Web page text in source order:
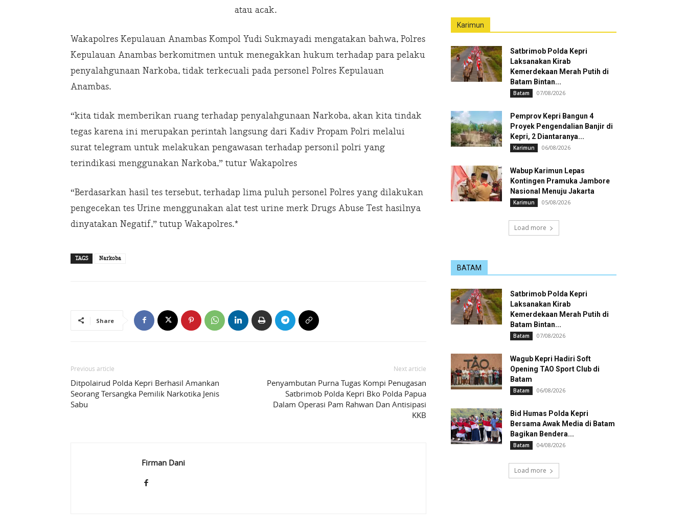
atau acak.
Wakapolres Kepulauan Anambas Kompol Yudi Sukmayadi mengatakan bahwa, Polres
Kepulauan Anambas berkomitmen untuk menegakkan hukum terhadap para pelaku
penyalahgunaan Narkoba, tidak terkecuali pada personel Polres Kepulauan
Anambas.
“kita tidak memberikan ruang terhadap penyalahgunaan Narkoba, akan kita tindak
tegas karena ini merupakan perintah langsung dari Kadiv Propam Polri melalui
surat telegram untuk melakukan pengawasan terhadap personil polri yang
terindikasi menggunakan Narkoba,” tutur Wakapolres
“Berdasarkan hasil tes tersebut, terhadap lima puluh personel Polres yang dilakukan
pengecekan tes Urine menggunakan alat test urine merk Drugs Abuse Test hasilnya
dinyatakan Negatif,” tutup Wakapolres.*
TAGS Narkoba
Share
Previous article
Ditpolairud Polda Kepri Berhasil Amankan
Seorang Tersangka Pemilik Narkotika Jenis
Sabu
Next article
Penyambutan Purna Tugas Kompi Penugasan
Satbrimob Polda Kepri Bko Polda Papua
Dalam Operasi Pam Rahwan Dan Antisipasi
KKB
Firman Dani
Karimun
Satbrimob Polda Kepri
Laksanakan Kirab
Kemerdekaan Merah Putih di
Batam Bintan...
Batam 07/08/2026
Pemprov Kepri Bangun 4
Proyek Pengendalian Banjir di
Kepri, 2 Diantaranya...
Karimun 06/08/2026
Wabup Karimun Lepas
Kontingen Pramuka Jambore
Nasional Menuju Jakarta
Karimun 05/08/2026
Load more
BATAM
Satbrimob Polda Kepri
Laksanakan Kirab
Kemerdekaan Merah Putih di
Batam Bintan...
Batam 07/08/2026
Wagub Kepri Hadiri Soft
Opening TAO Sport Club di
Batam
Batam 06/08/2026
Bid Humas Polda Kepri
Bersama Awak Media di Batam
Bagikan Bendera...
Batam 04/08/2026
Load more